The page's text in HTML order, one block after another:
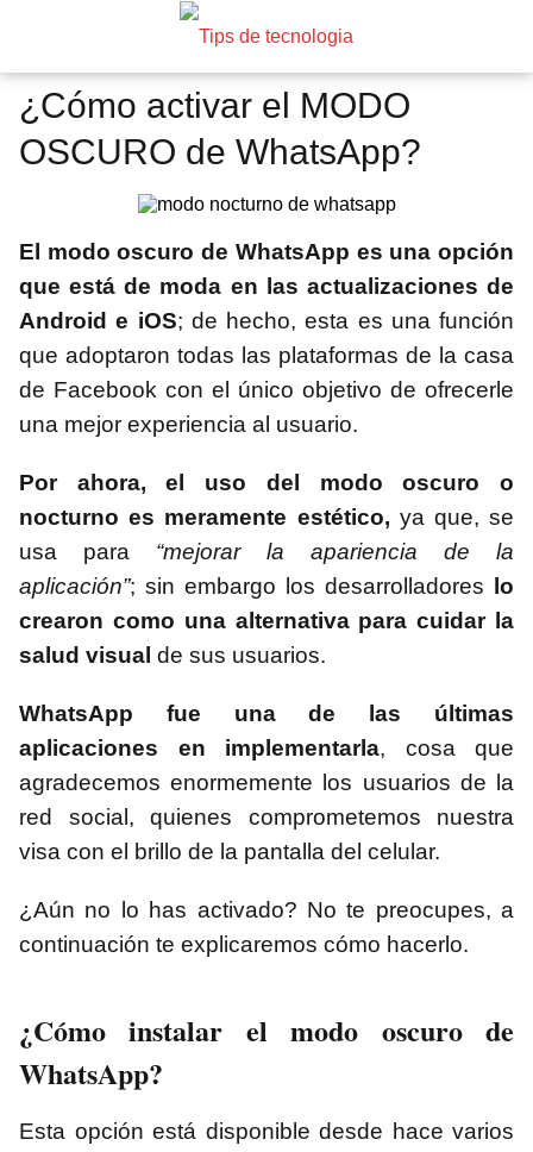
¿Cómo activar el MODO
OSCURO de WhatsApp?
El modo oscuro de WhatsApp es una opción
que está de moda en las actualizaciones de
Android e iOS; de hecho, esta es una función
que adoptaron todas las plataformas de la casa
de Facebook con el único objetivo de ofrecerle
una mejor experiencia al usuario.
Por ahora, el uso del modo oscuro o
nocturno es meramente estético, ya que, se
usa para “mejorar la apariencia de la
aplicación”; sin embargo los desarrolladores
lo
crearon como una alternativa para cuidar la
salud visual de sus usuarios.
WhatsApp fue una de las últimas
aplicaciones en implementarla, cosa que
agradecemos enormemente los usuarios de la
red social, quienes comprometemos nuestra
visa con el brillo de la pantalla del celular.
¿Aún no lo has activado? No te preocupes, a
continuación te explicaremos cómo hacerlo.
¿Cómo instalar el modo oscuro de
WhatsApp?
Esta opción está disponible desde hace varios